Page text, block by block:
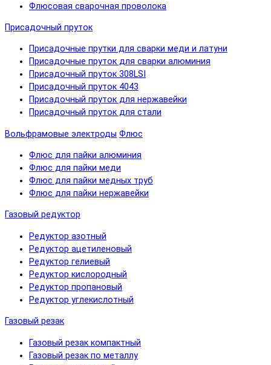
Флюсовая сварочная проволока
Присадочный пруток
Присадочные прутки для сварки меди и латуни
Присадочные пруток для сварки алюминия
Присадочный пруток 308LSI
Присадочный пруток 4043
Присадочный пруток для нержавейки
Присадочный пруток для стали
Вольфрамовые электроды Флюс
Флюс для пайки алюминия
Флюс для пайки меди
Флюс для пайки медных труб
Флюс для пайки нержавейки
Газовый редуктор
Редуктор азотный
Редуктор ацетиленовый
Редуктор гелиевый
Редуктор кислородный
Редуктор пропановый
Редуктор углекислотный
Газовый резак
Газовый резак компактный
Газовый резак по металлу